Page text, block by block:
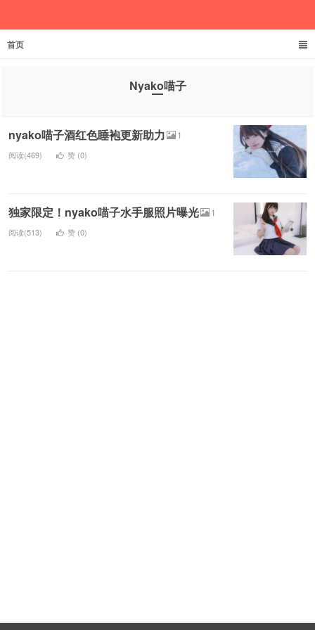
首页
Nyako喵子
nyako喵子酒红色睡袍更新助力 1
阅读(469) 赞 (0)
独家限定！nyako喵子水手服照片曝光 1
阅读(513) 赞 (0)